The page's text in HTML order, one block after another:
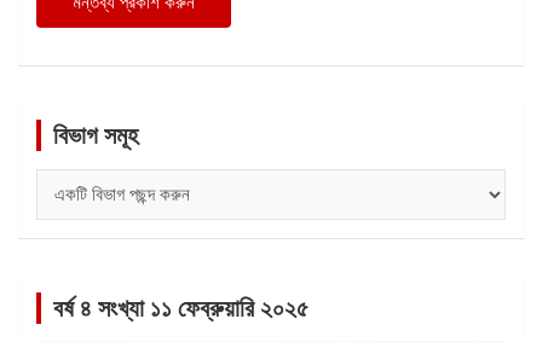
বিভাগ সমূহ
সমূহ
বর্ষ ৪ সংখ্যা ১১ ফেব্রুয়ারি ২০২৫